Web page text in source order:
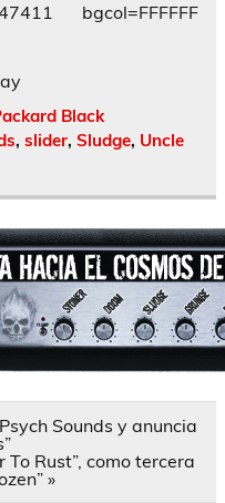
bgcol=FFFFFF
Black
, slider, Sludge, Uncle
Sounds y anuncia
Rust”, como tercera
»